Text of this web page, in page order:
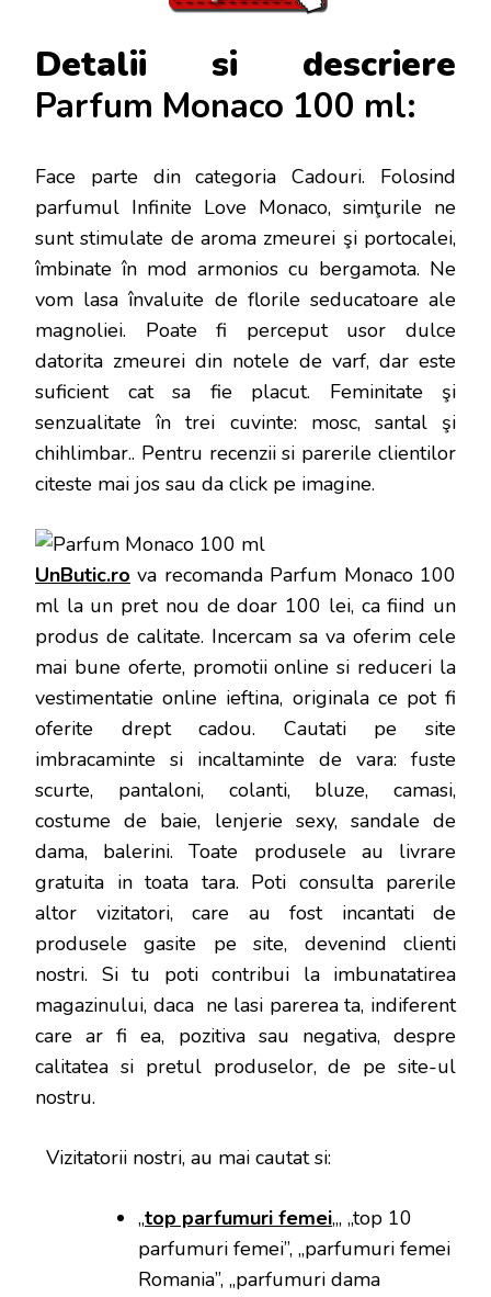
Detalii si descriere
Parfum Monaco 100 ml:
Face parte din categoria Cadouri. Folosind
parfumul Infinite Love Monaco, simţurile ne
sunt stimulate de aroma zmeurei şi portocalei,
îmbinate în mod armonios cu bergamota. Ne
vom lasa învaluite de florile seducatoare ale
magnoliei. Poate fi perceput usor dulce
datorita zmeurei din notele de varf, dar este
suficient cat sa fie placut. Feminitate şi
senzualitate în trei cuvinte: mosc, santal şi
chihlimbar.. Pentru recenzii si parerile clientilor
citeste mai jos sau da click pe imagine.
UnButic.ro va recomanda Parfum Monaco 100
ml la un pret nou de doar 100 lei, ca fiind un
produs de calitate. Incercam sa va oferim cele
mai bune oferte, promotii online si reduceri la
vestimentatie online ieftina, originala ce pot fi
oferite drept cadou. Cautati pe site
imbracaminte si incaltaminte de vara: fuste
scurte, pantaloni, colanti, bluze, camasi,
costume de baie, lenjerie sexy, sandale de
dama, balerini. Toate produsele au livrare
gratuita in toata tara. Poti consulta parerile
altor vizitatori, care au fost incantati de
produsele gasite pe site, devenind clienti
nostri. Si tu poti contribui la imbunatatirea
magazinului, daca ne lasi parerea ta, indiferent
care ar fi ea, pozitiva sau negativa, despre
calitatea si pretul produselor, de pe site-ul
nostru.
Vizitatorii nostri, au mai cautat si:
„top parfumuri femei„, „top 10
parfumuri femei”, „parfumuri femei
Romania”, „parfumuri dama